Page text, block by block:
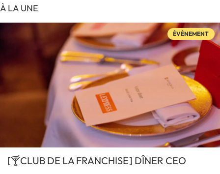
À LA UNE
ÉVÉNEMENT
[🍸CLUB DE LA FRANCHISE] DÎNER CEO